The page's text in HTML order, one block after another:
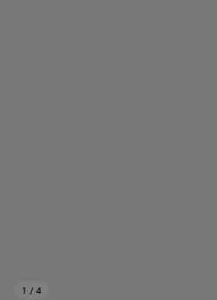
1 / 4